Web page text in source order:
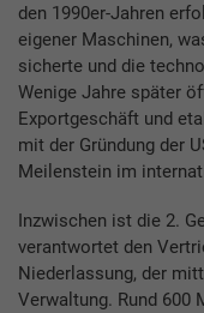
den 1990er-Jahren
eigener Maschinen,
sicherte und die
Wenige Jahre später
Exportgeschäft und
mit der Gründung der
Meilenstein im
Inzwischen ist die 2.
verantwortet den
Niederlassung, der
Verwaltung. Rund 600